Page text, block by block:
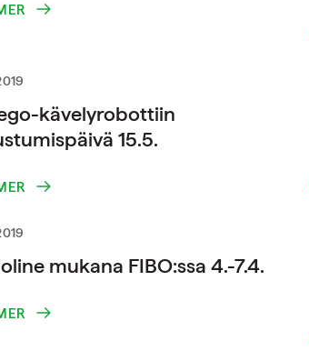
kävelyrobottiin
15.5.
mukana FIBO:ssa 4.-7.4.